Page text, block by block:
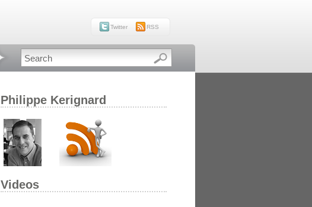
Twitter RSS
Philippe Kerignard
Videos